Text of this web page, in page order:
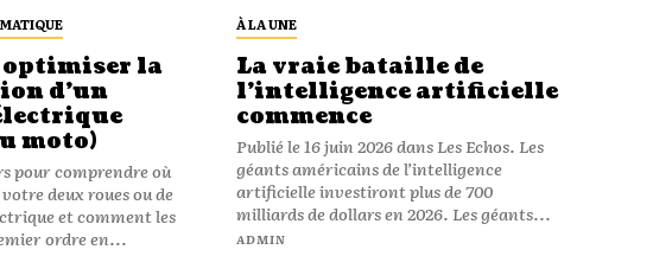
optimiser la
d’un
moto)
pour comprendre où
deux roues ou de
et comment les
ordre en...
À LA UNE
La vraie bataille de
l’intelligence artificielle
commence
Publié le 16 juin 2026 dans Les Echos. Les
géants américains de l’intelligence
artificielle investiront plus de 700
milliards de dollars en 2026. Les géants...
ADMIN